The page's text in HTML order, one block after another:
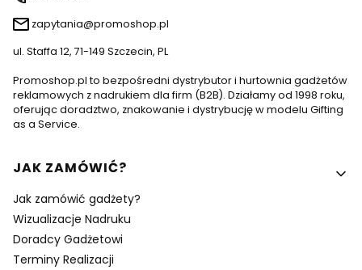
zapytania@promoshop.pl
ul. Staffa 12, 71-149 Szczecin, PL
Promoshop.pl to bezpośredni dystrybutor i hurtownia gadżetów
reklamowych z nadrukiem dla firm (B2B). Działamy od 1998 roku,
oferując doradztwo, znakowanie i dystrybucję w modelu Gifting
as a Service.
Linki w stopce
JAK ZAMÓWIĆ?
Jak zamówić gadżety?
Wizualizacje Nadruku
Doradcy Gadżetowi
Terminy Realizacji